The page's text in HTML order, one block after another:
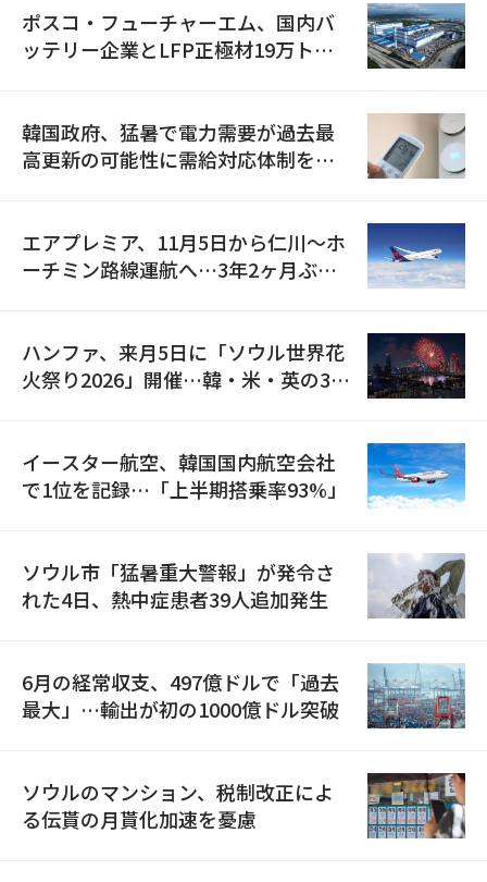
ポスコ・フューチャーエム、国内バ
ッテリー企業とLFP正極材19万トン
韓国政府、猛暑で電力需要が過去最
高更新の可能性に需給対応体制を点
エアプレミア、11月5日から仁川〜ホ
ーチミン路線運航へ…3年2ヶ月ぶり
ハンファ、来月5日に「ソウル世界花
火祭り2026」開催…韓・米・英の3カ
イースター航空、韓国国内航空会社
で1位を記録…「上半期搭乗率93%」
ソウル市「猛暑重大警報」が発令さ
れた4日、熱中症患者39人追加発生
6月の経常収支、497億ドルで「過去
最大」…輸出が初の1000億ドル突破
ソウルのマンション、税制改正によ
る伝貰の月貰化加速を憂慮